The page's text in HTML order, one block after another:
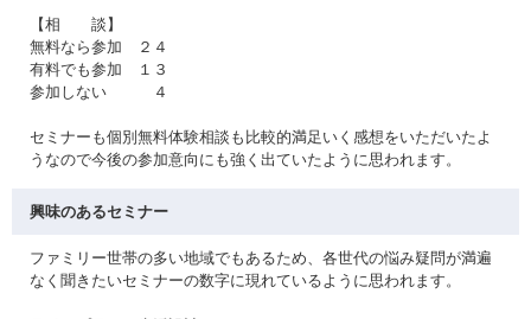
【相 談】
無料なら参加 ２４
有料でも参加 １３
参加しない ４
セミナーも個別無料体験相談も比較的満足いく感想をいただいたよ
うなので今後の参加意向にも強く出ていたように思われます。
興味のあるセミナー
ファミリー世帯の多い地域でもあるため、各世代の悩み疑問が満遍
なく聞きたいセミナーの数字に現れているように思われます。